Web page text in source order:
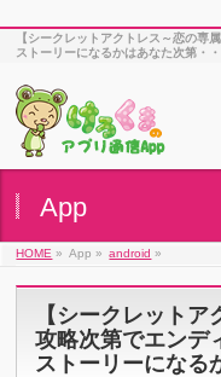
【シークレットアクトレス～恋の専
ストーリーになるかはあなた次第・・
App
HOME » App » android »
【シークレットア
攻略次第でエンデ
ストーリーになる